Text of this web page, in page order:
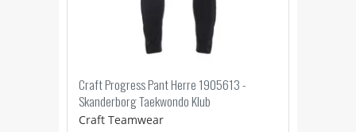
Craft Progress Pant Herre 1905613 -
Skanderborg Taekwondo Klub
Craft Teamwear